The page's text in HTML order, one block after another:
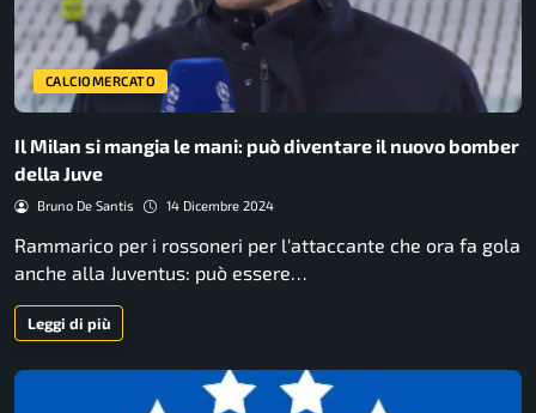
CALCIOMERCATO
Il Milan si mangia le mani: può diventare il nuovo bomber
della Juve
Bruno De Santis 14 Dicembre 2024
Rammarico per i rossoneri per l'attaccante che ora fa gola
anche alla Juventus: può essere…
Leggi di più